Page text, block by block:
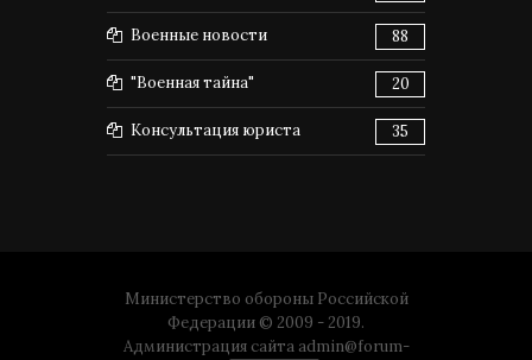
Военные новости 88
"Военная тайна" 20
Консультация юриста 35
Министерство обороны Российской
Федерации © 2009 - 2019.
Администрация сайта admin@forum-